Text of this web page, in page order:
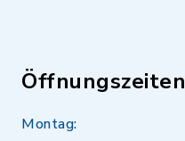
Öffnungszeiten
Montag: